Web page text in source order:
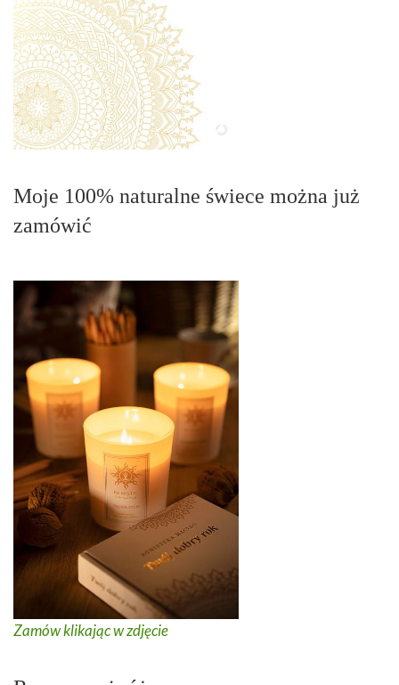
Moje 100% naturalne świece można już
zamówić
Zamów klikając w zdjęcie